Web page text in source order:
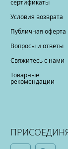
сертификаты
Условия возврата
Публичная оферта
Вопросы и ответы
Свяжитесь с нами
Товарные
рекомендации